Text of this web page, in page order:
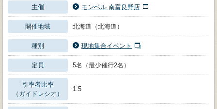
主催 モンベル 南富良野店
開催地域 北海道（北海道）
種別 現地集合イベント
定員 5名（最少催行2名）
引率者比率
（ガイドレシオ）
1:5